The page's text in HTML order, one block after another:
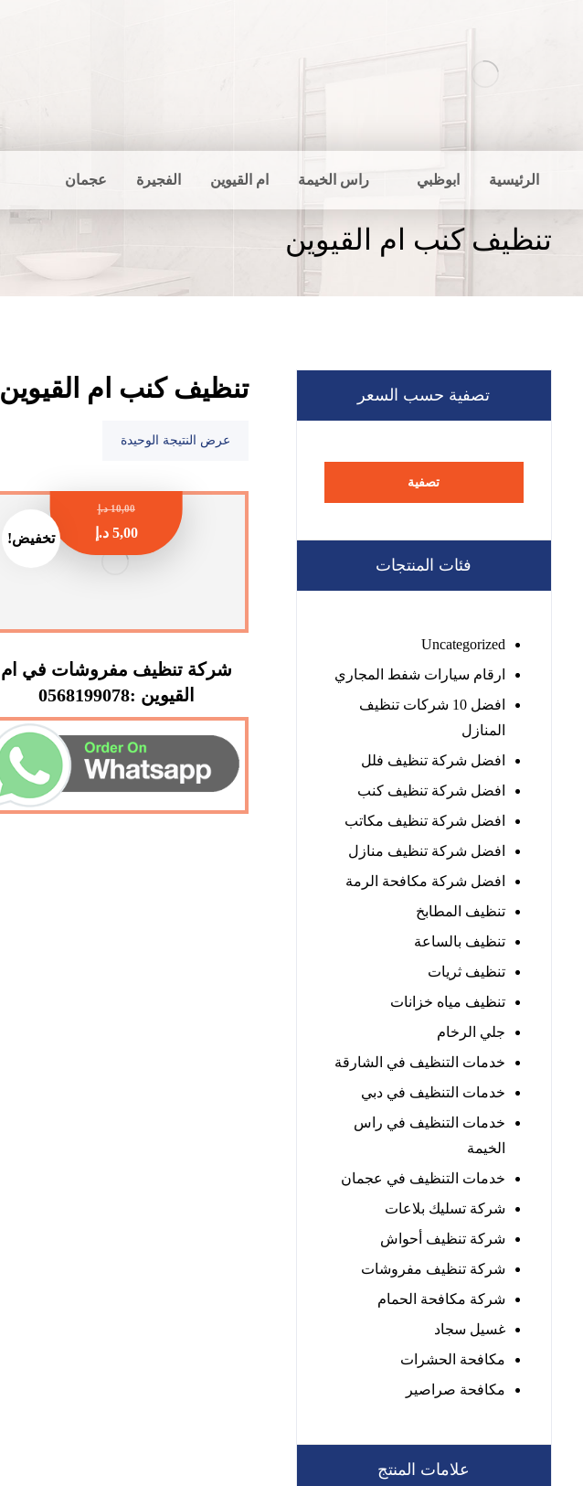
الرئيسية ابوظبي راس الخيمة ام القيوين الفجيرة عجمان
تنظيف كنب ام القيوين
تنظيف كنب ام القيوين
عرض النتيجة الوحيدة
تخفيض!
شركة تنظيف مفروشات في ام
القيوين :0568199078
10,00 د.إ
5,00 د.إ
تصفية حسب السعر
تصفية
فئات المنتجات
Uncategorized
ارقام سيارات شفط المجاري
افضل 10 شركات تنظيف
المنازل
افضل شركة تنظيف فلل
افضل شركة تنظيف كنب
افضل شركة تنظيف مكاتب
افضل شركة تنظيف منازل
افضل شركة مكافحة الرمة
تنظيف المطابخ
تنظيف بالساعة
تنظيف ثريات
تنظيف مياه خزانات
جلي الرخام
خدمات التنظيف في الشارقة
خدمات التنظيف في دبي
خدمات التنظيف في راس
الخيمة
خدمات التنظيف في عجمان
شركة تسليك بلاعات
شركة تنظيف أحواش
شركة تنظيف مفروشات
شركة مكافحة الحمام
غسيل سجاد
مكافحة الحشرات
مكافحة صراصير
علامات المنتج